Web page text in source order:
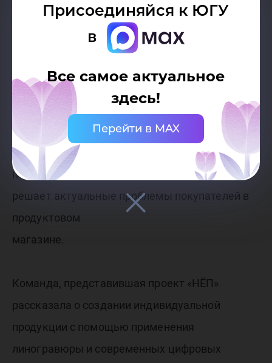
Присоединяйся к ЮГУ
в
Все самое актуальное
здесь!
Перейти в MAX
«СКАН-ПРОДУКТ». Приложение быстро и
просто передает информацию о продукте
производитель, калории) с помощью
голосового помощника без лишней обработки
упаковки и затрат времени на это, и в отличие
от сканера в магазине, который говорит
покупателю только цену продукта, что сразу
решает актуальные проблемы покупателей в
продуктовом
магазине.
Команда, представившая проект «НЁП»
рассказала о создании индивидуальной
продукции с помощью применения
линогравюры и современных цифровых